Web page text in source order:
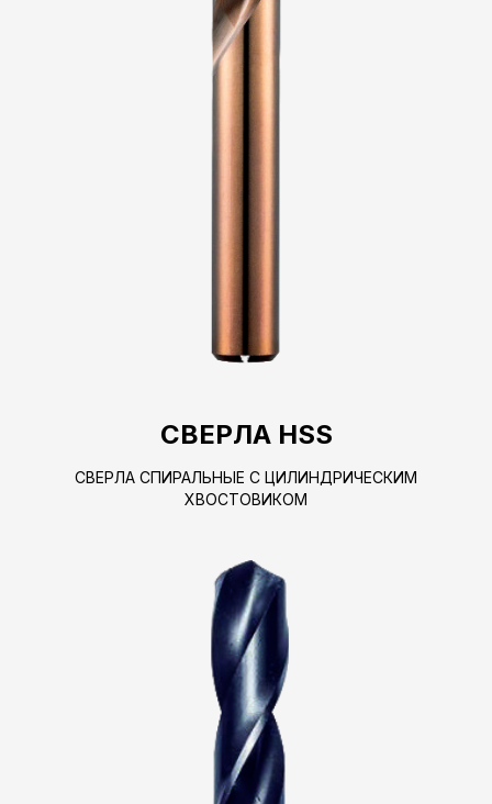
СВЕРЛА HSS
СВЕРЛА СПИРАЛЬНЫЕ С ЦИЛИНДРИЧЕСКИМ
ХВОСТОВИКОМ